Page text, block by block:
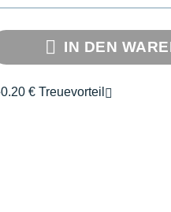
IN DEN
0.20 € Treuevorteil